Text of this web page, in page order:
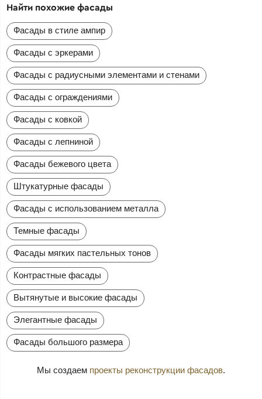
Найти похожие фасады
Фасады в стиле ампир
Фасады с эркерами
Фасады с радиусными элементами и стенами
Фасады с ограждениями
Фасады с ковкой
Фасады с лепниной
Фасады бежевого цвета
Штукатурные фасады
Фасады с использованием металла
Темные фасады
Фасады мягких пастельных тонов
Контрастные фасады
Вытянутые и высокие фасады
Элегантные фасады
Фасады большого размера
Мы создаем проекты реконструкции фасадов.